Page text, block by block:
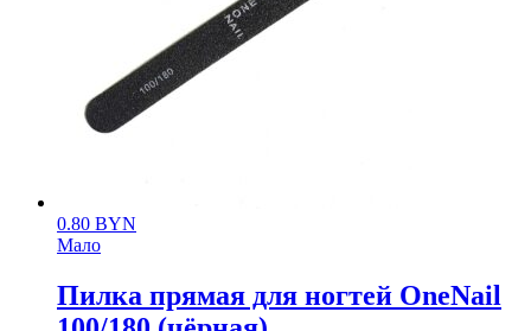
0.80 BYN
Мало
Пилка прямая для ногтей OneNail